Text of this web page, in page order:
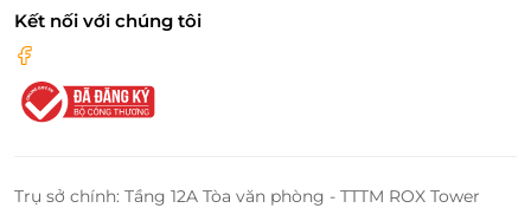
Kết nối với chúng tôi
Trụ sở chính: Tầng 12A Tòa văn phòng - TTTM ROX Tower